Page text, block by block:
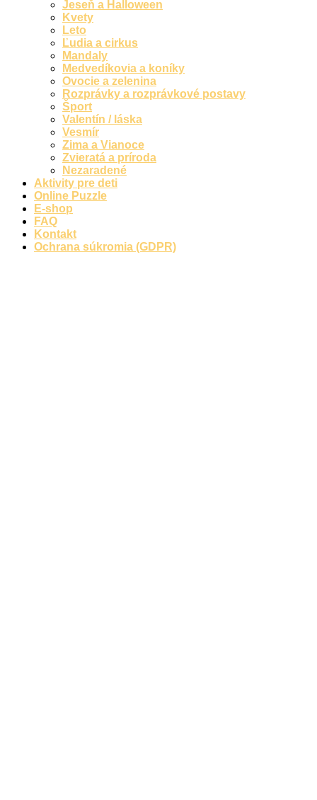
Jeseň a Halloween
Ľudia a cirkus
Medvedíkovia a koníky
Ovocie a zelenina
Rozprávky a rozprávkové postavy
Šport
Valentín / láska
Vesmír
Jeseň a Halloween
Kvety
Leto
Ľudia a cirkus
Mandaly
Medvedíkovia a koníky
Ovocie a zelenina
Rozprávky a rozprávkové postavy
Šport
Valentín / láska
Vesmír
Zima a Vianoce
Zvieratá a príroda
Nezaradené
Aktivity pre deti
Online Puzzle
E-shop
FAQ
Kontakt
Ochrana súkromia (GDPR)